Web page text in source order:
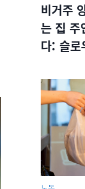
비거주
는 집 주
다: 슬로